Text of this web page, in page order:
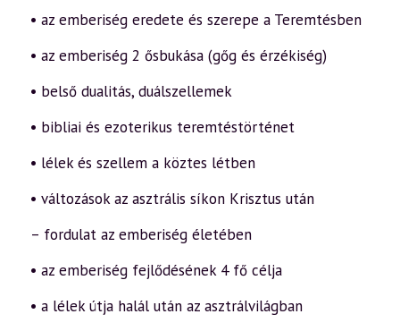
• az emberiség eredete és szerepe a Teremtésben
• az emberiség 2 ősbukása (gőg és érzékiség)
• belső dualitás, duálszellemek
• bibliai és ezoterikus teremtéstörténet
• lélek és szellem a köztes létben
• változások az asztrális síkon Krisztus után
– fordulat az emberiség életében
• az emberiség fejlődésének 4 fő célja
• a lélek útja halál után az asztrálvilágban